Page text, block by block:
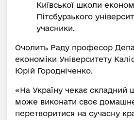
Київської школи
Пітсбурзького
учасники.
Очолить Раду професор
економіки Університету
Юрій Городніченко.
«На Україну чекає складний
може виконати своє домашнє
перетворитися на сучасну